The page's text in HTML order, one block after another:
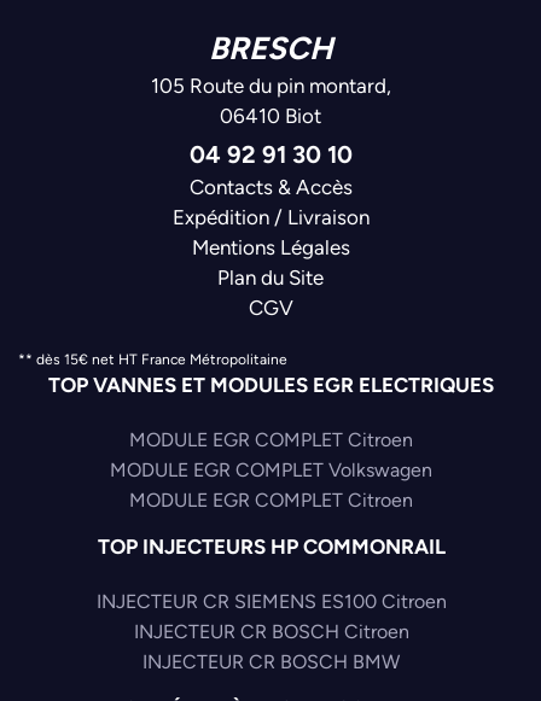
BRESCH
105 Route du pin montard,
06410 Biot
04 92 91 30 10
Contacts & Accès
Expédition / Livraison
Mentions Légales
Plan du Site
CGV
** dès 15€ net HT France Métropolitaine
TOP VANNES ET MODULES EGR ELECTRIQUES
MODULE EGR COMPLET Citroen
MODULE EGR COMPLET Volkswagen
MODULE EGR COMPLET Citroen
TOP INJECTEURS HP COMMONRAIL
INJECTEUR CR SIEMENS ES100 Citroen
INJECTEUR CR BOSCH Citroen
INJECTEUR CR BOSCH BMW